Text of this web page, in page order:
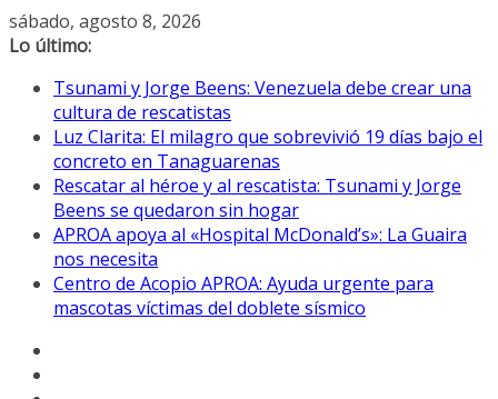
Saltar
al
sábado, agosto 8, 2026
Lo último:
Tsunami y Jorge Beens: Venezuela debe crear una
cultura de rescatistas
Luz Clarita: El milagro que sobrevivió 19 días bajo el
concreto en Tanaguarenas
Rescatar al héroe y al rescatista: Tsunami y Jorge
Beens se quedaron sin hogar
APROA apoya al «Hospital McDonald’s»: La Guaira
nos necesita
Centro de Acopio APROA: Ayuda urgente para
mascotas víctimas del doblete sísmico